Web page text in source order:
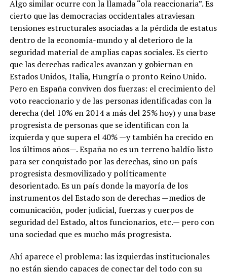
Algo similar ocurre con la llamada “ola reaccionaria”. Es
cierto que las democracias occidentales atraviesan
tensiones estructurales asociadas a la pérdida de estatus
dentro de la economía-mundo y al deterioro de la
seguridad material de amplias capas sociales. Es cierto
que las derechas radicales avanzan y gobiernan en
Estados Unidos, Italia, Hungría o pronto Reino Unido.
Pero en España conviven dos fuerzas: el crecimiento del
voto reaccionario y de las personas identificadas con la
derecha (del 10% en 2014 a más del 25% hoy) y una base
progresista de personas que se identifican con la
izquierda y que supera el 40% —y también ha crecido en
los últimos años—. España no es un terreno baldío listo
para ser conquistado por las derechas, sino un país
progresista desmovilizado y políticamente
desorientado. Es un país donde la mayoría de los
instrumentos del Estado son de derechas —medios de
comunicación, poder judicial, fuerzas y cuerpos de
seguridad del Estado, altos funcionarios, etc.— pero con
una sociedad que es mucho más progresista.
Ahí aparece el problema: las izquierdas institucionales
no están siendo capaces de conectar del todo con su